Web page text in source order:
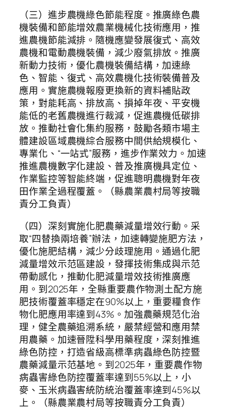
（三）進步農機綠色節能程度。推廣綠色農
機裝備和節能增效農業機械化技術應用，推
進農機節能減排。隨機應變發展復式、高效
農機和電動農機裝備，減少廢氣排放。推廣
新動力技術，優化農機裝備結構，加速綠
色、智能、復式、高效農機化技術裝備普及
應用。實施農機報廢更換新的資料補貼政
策，對能耗高、排放高、損掉年夜、平安機
能低的老舊農機進行裁減，促進農機低碳排
放。推動社會化集約服務，鼓勵各類市場主
體建設區域農機綜合服務中間供給規模化、
專業化、“一站式”服務，進步作業效力。加速
推進農機數字化建設、普及推廣機具定位、
作業監控等智能終端，促進聰明農機對年夜
田作業全過程覆蓋。（縣農業農村局等按職
責分工負責）
（四）深刻實施化肥農藥減量增效行動。采
取“四替換兩培養”辦法，加速轉變施肥方法，
優化施肥結構，減少分歧理施用。通過化肥
減量增效示范區建設，發揮技術集成與示范
帶動感化，推動化肥減量增效技術推廣應
用。到2025年，全縣重要農作物測土配方施
肥技術覆蓋率穩定在90%以上，重要糧食作
物化肥應用率達到43%。加強農藥規范化治
理，健全農藥追溯系統，嚴禁經營和應用禁
用農藥。加速晉陞科學用藥程度，深刻推進
綠色防控，打造省級高標準病蟲綠色防控暨
農藥減量示范基地。到2025年，重要農作物
病蟲害綠色防控覆蓋率達到55%以上，小
麥、玉米病蟲害統防統治覆蓋率達到45%以
上。（縣農業農村局等按職責分工負責）